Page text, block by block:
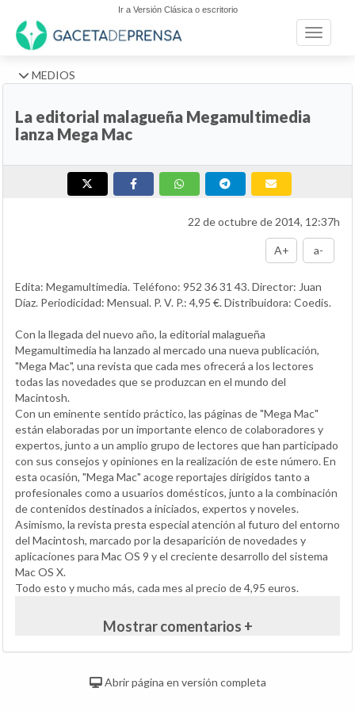
Ir a Versión Clásica o escritorio
Toggle
MEDIOS
La editorial malagueña Megamultimedia
lanza Mega Mac
22 de octubre de 2014, 12:37h
A+ a-
Edita: Megamultimedia. Teléfono: 952 36 31 43. Director: Juan
Díaz. Periodicidad: Mensual. P. V. P.: 4,95 €. Distribuidora: Coedis.
Con la llegada del nuevo año, la editorial malagueña
Megamultimedia ha lanzado al mercado una nueva publicación,
"Mega Mac", una revista que cada mes ofrecerá a los lectores
todas las novedades que se produzcan en el mundo del
Macintosh.
Con un eminente sentido práctico, las páginas de "Mega Mac"
están elaboradas por un importante elenco de colaboradores y
expertos, junto a un amplio grupo de lectores que han participado
con sus consejos y opiniones en la realización de este número. En
esta ocasión, "Mega Mac" acoge reportajes dirigidos tanto a
profesionales como a usuarios domésticos, junto a la combinación
de contenidos destinados a iniciados, expertos y noveles.
Asimismo, la revista presta especial atención al futuro del entorno
del Macintosh, marcado por la desaparición de novedades y
aplicaciones para Mac OS 9 y el creciente desarrollo del sistema
Mac OS X.
Todo esto y mucho más, cada mes al precio de 4,95 euros.
Mostrar comentarios +
Abrir página en versión completa